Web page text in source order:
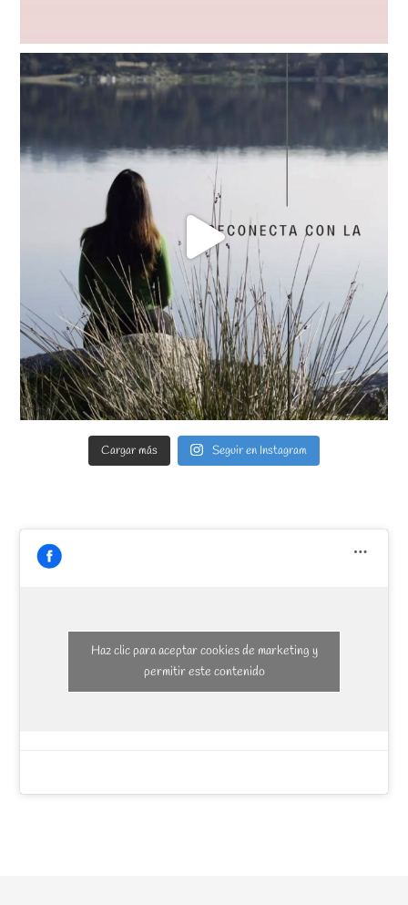
Cargar más Seguir en Instagram
Haz clic para aceptar cookies de marketing y
permitir este contenido